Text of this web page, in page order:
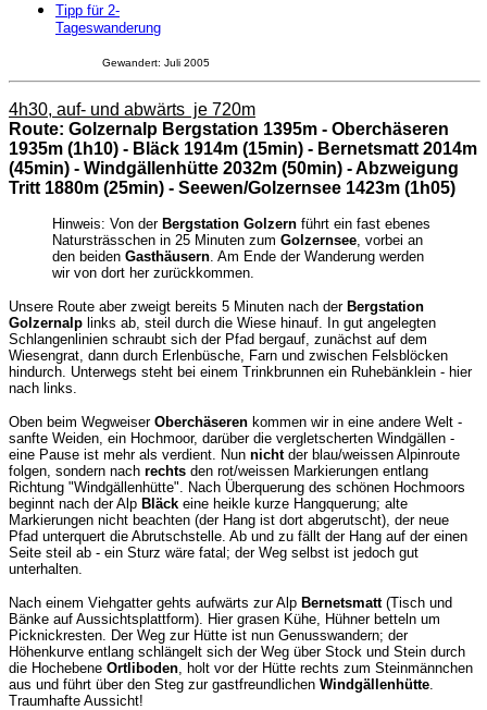
Tipp für 2-
Tageswanderung
Gewandert: Juli 2005
4h30, auf- und abwärts je 720m
Route: Golzernalp Bergstation 1395m - Oberchäseren
1935m (1h10) - Bläck 1914m (15min) - Bernetsmatt 2014m
(45min) - Windgällenhütte 2032m (50min) - Abzweigung
Tritt 1880m (25min) - Seewen/Golzernsee 1423m (1h05)
Hinweis: Von der Bergstation Golzern führt ein fast ebenes
Natursträsschen in 25 Minuten zum Golzernsee , vorbei an
den beiden Gasthäusern . Am Ende der Wanderung werden
wir von dort her zurückkommen.
Unsere Route aber zweigt bereits 5 Minuten nach der Bergstation
Golzernalp links ab, steil durch die Wiese hinauf. In gut angelegten
Schlangenlinien schraubt sich der Pfad bergauf, zunächst auf dem
Wiesengrat, dann durch Erlenbüsche, Farn und zwischen Felsblöcken
hindurch. Unterwegs steht bei einem Trinkbrunnen ein Ruhebänklein - hier
nach links.
Oben beim Wegweiser Oberchäseren kommen wir in eine andere Welt -
sanfte Weiden, ein Hochmoor, darüber die vergletscherten Windgällen -
eine Pause ist mehr als verdient. Nun nichtder blau/weissen Alpinroute
folgen, sondern nach rechts den rot/weissen Markierungen entlang
Richtung "Windgällenhütte". Nach Überquerung des schönen Hochmoors
beginnt nach der Alp Bläck eine heikle kurze Hangquerung; alte
Markierungen nicht beachten (der Hang ist dort abgerutscht), der neue
Pfad unterquert die Abrutschstelle. Ab und zu fällt der Hang auf der einen
Seite steil ab - ein Sturz wäre fatal; der Weg selbst ist jedoch gut
unterhalten.
Nach einem Viehgatter gehts aufwärts zur Alp Bernetsmatt(Tisch und
Bänke auf Aussichtsplattform). Hier grasen Kühe, Hühner betteln um
Picknickresten. Der Weg zur Hütte ist nun Genusswandern; der
Höhenkurve entlang schlängelt sich der Weg über Stock und Stein durch
die Hochebene Ortliboden , holt vor der Hütte rechts zum Steinmännchen
aus und führt über den Steg zur gastfreundlichen Windgällenhütte
Traumhafte Aussicht!